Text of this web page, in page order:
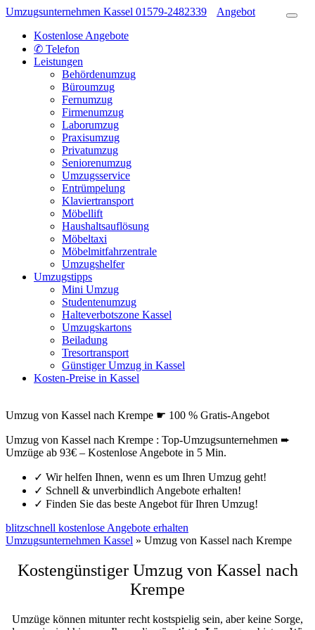
Umzugsunternehmen Kassel 01579-2482339
Angebot
Kostenlose Angebote
✆ Telefon
Leistungen
Behördenumzug
Büroumzug
Fernumzug
Firmenumzug
Laborumzug
Praxisumzug
Privatumzug
Seniorenumzug
Umzugsservice
Entrümpelung
Klaviertransport
Möbellift
Haushaltsauflösung
Möbeltaxi
Möbelmitfahrzentrale
Umzugshelfer
Umzugstipps
Mini Umzug
Studentenumzug
Halteverbotszone Kassel
Umzugskartons
Beiladung
Tresortransport
Günstiger Umzug in Kassel
Kosten-Preise in Kassel
Umzug von Kassel nach Krempe ☛ 100 % Gratis-Angebot
Umzug von Kassel nach Krempe : Top-Umzugsunternehmen ➨
Umzüge ab 93€ – Kostenlose Angebote in 5 Min.
✓ Wir helfen Ihnen, wenn es um Ihren Umzug geht!
✓ Schnell & unverbindlich Angebote erhalten!
✓ Finden Sie das beste Angebot für Ihren Umzug!
blitzschnell kostenlose Angebote erhalten
Umzugsunternehmen Kassel » Umzug von Kassel nach Krempe
Kostengünstiger Umzug von Kassel nach
Krempe
Umzüge können mitunter recht kostspielig sein, aber keine Sorge,